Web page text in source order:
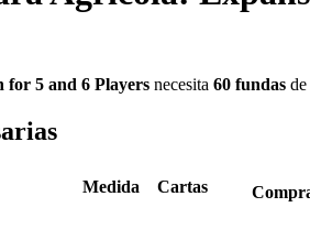
for 5 and 6 Players necesita 60 fundas
Medida Cartas